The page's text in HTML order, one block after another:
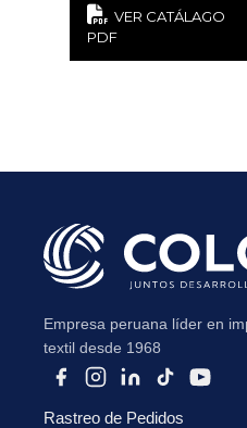
VER CATÁLAGO
PDF
Empresa peruana líder en
textil desde 1968
Rastreo de Pedidos